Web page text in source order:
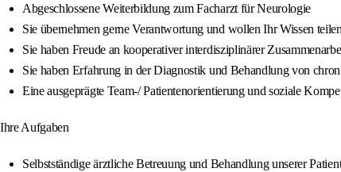
Abgeschlossene Weiterbildung zum Facharzt für Neurologie
Sie übernehmen gerne Verantwortung und wollen Ihr Wissen
Sie haben Freude an kooperativer interdisziplinärer
Sie haben Erfahrung in der Diagnostik und Behandlung von
Eine ausgeprägte Team-/ Patientenorientierung und soziale
Ihre Aufgaben
Selbstständige ärztliche Betreuung und Behandlung unserer